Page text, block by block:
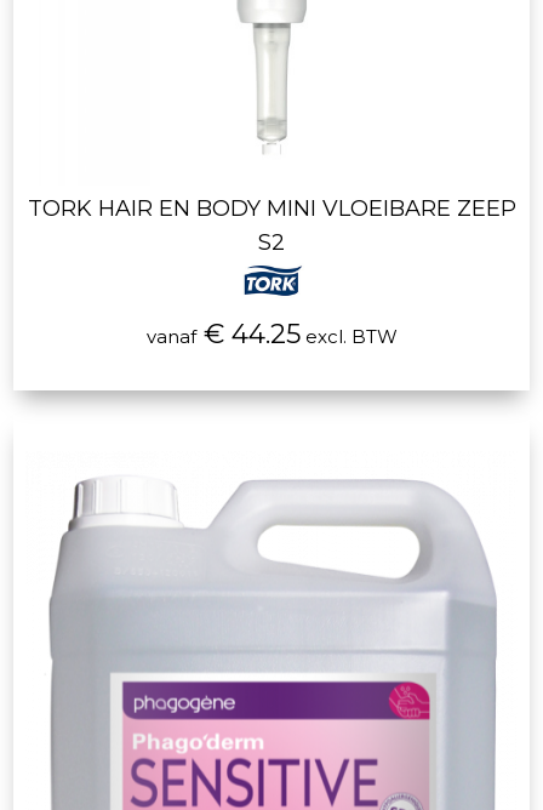
TORK HAIR EN BODY MINI VLOEIBARE ZEEP
S2
vanaf€ 44.25excl. BTW